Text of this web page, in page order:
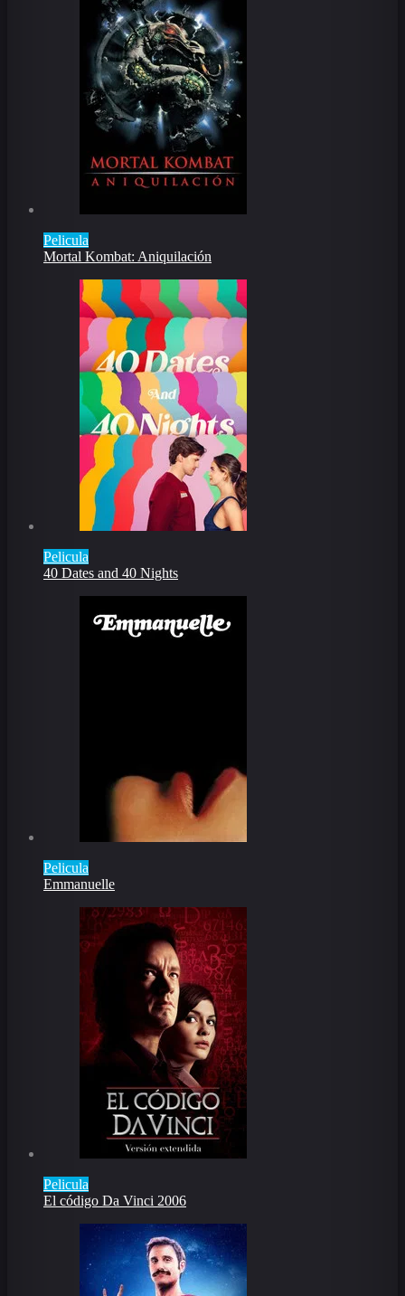
Pelicula
Mortal Kombat: Aniquilación
Pelicula
40 Dates and 40 Nights
Pelicula
Emmanuelle
Pelicula
El código Da Vinci 2006